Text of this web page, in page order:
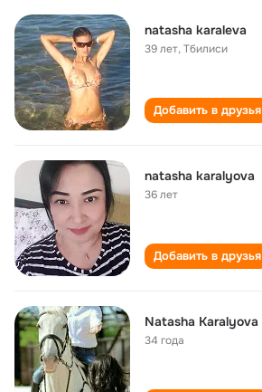
natasha karaleva
39 лет,Тбилиси
Добавить в друзья
natasha karalyova
36 лет
Добавить в друзья
Natasha Karalyova
34 года